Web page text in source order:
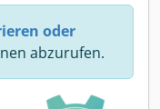
oder
abzurufen.